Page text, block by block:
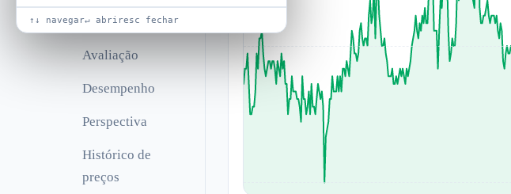
↑↓ navegar↵ abriresc fechar
Correlações
Avaliação
Desempenho
Perspectiva
Histórico de
preços